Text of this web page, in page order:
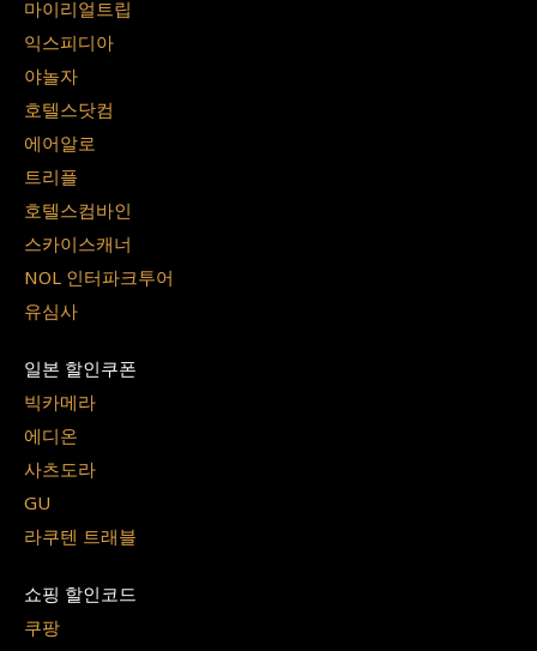
마이리얼트립
익스피디아
야놀자
호텔스닷컴
에어알로
트리플
호텔스컴바인
스카이스캐너
NOL 인터파크투어
유심사
일본 할인쿠폰
빅카메라
에디온
사츠도라
GU
라쿠텐 트래블
쇼핑 할인코드
쿠팡